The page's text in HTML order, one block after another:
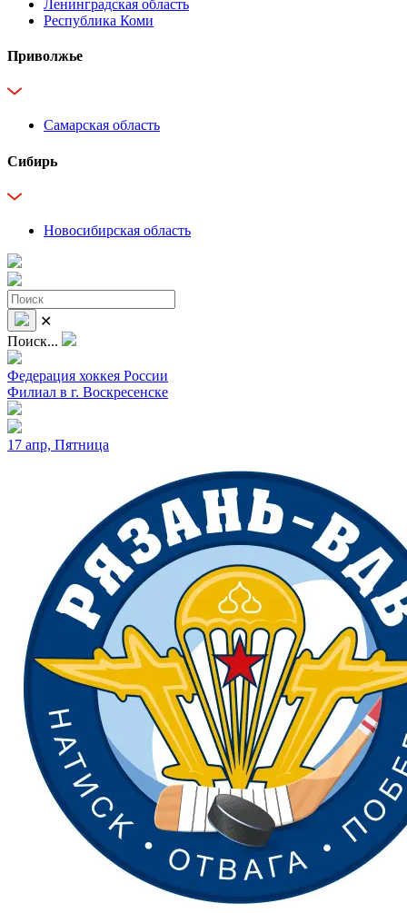
Ленинградская область
Республика Коми
Приволжье
Самарская область
Сибирь
Новосибирская область
✕
Поиск...
Федерация хоккея России
Филиал в г. Воскресенске
17 апр, Пятница